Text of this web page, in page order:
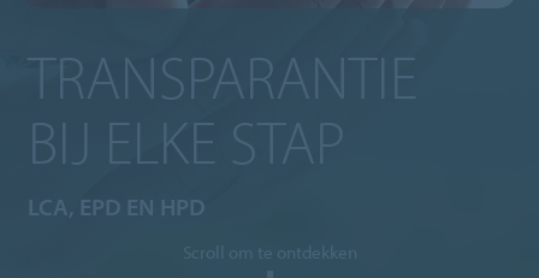
TRANSPARANTIE
BIJ ELKE STAP
LCA, EPD EN HPD
Scroll om te ontdekken